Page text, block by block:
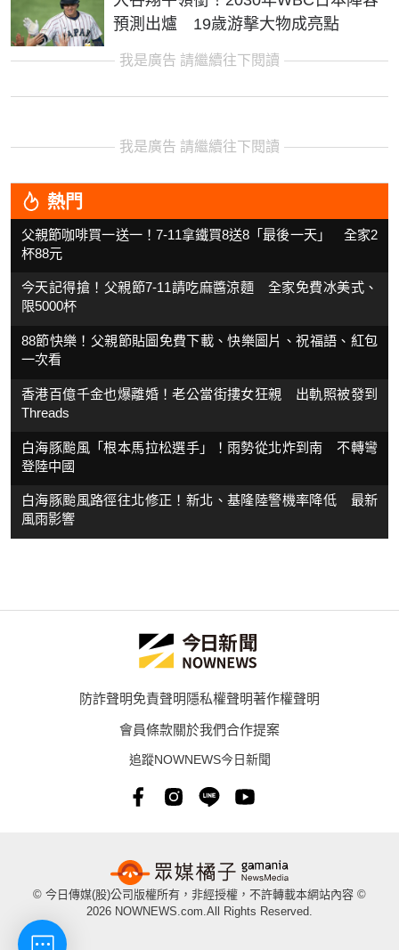
預測出爐 19歲游擊大物成亮點
我是廣告 請繼續往下閱讀
我是廣告 請繼續往下閱讀
熱門
父親節咖啡買一送一！7-11拿鐵買8送8「最後一天」 全家2
杯88元
今天記得搶！父親節7-11請吃麻醬涼麵 全家免費冰美式、
限5000杯
88節快樂！父親節貼圖免費下載、快樂圖片、祝福語、紅包
一次看
香港百億千金也爆離婚！老公當街摟女狂親 出軌照被發到
Threads
白海豚颱風「根本馬拉松選手」！雨勢從北炸到南 不轉彎
登陸中國
白海豚颱風路徑往北修正！新北、基隆陸警機率降低 最新
風雨影響
防詐聲明免責聲明隱私權聲明著作權聲明
會員條款關於我們合作提案
追蹤NOWNEWS今日新聞
© 今日傳媒(股)公司版權所有，非經授權，不許轉載本網站內容 ©
2026 NOWNEWS.com.All Rights Reserved.